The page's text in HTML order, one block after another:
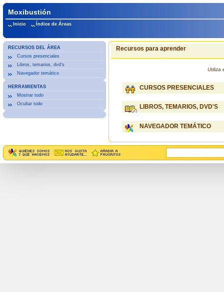
Moxibustión
Inicio Índice de Áreas
RECURSOS DEL ÁREA
Cursos presenciales
Libros, temarios, dvd's
Navegador temático
HERRAMIENTAS
Mostrar todo
Ocultar todo
Recursos para aprender
Utiliza
CURSOS PRESENCIALES
LIBROS, TEMARIOS, DVD'S
NAVEGADOR TEMÁTICO